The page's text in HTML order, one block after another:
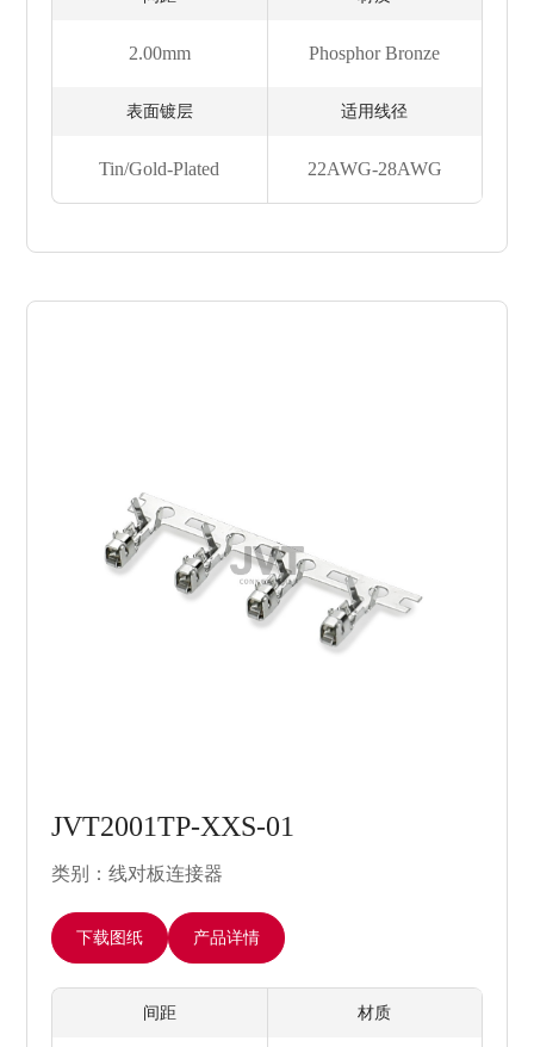
2.00mm Phosphor Bronze
表面镀层
Tin/Gold-Plated
适用线径
22AWG-28AWG
JVT2001TP-XXS-01
类别：线对板连接器
下载图纸 产品详情
间距 材质